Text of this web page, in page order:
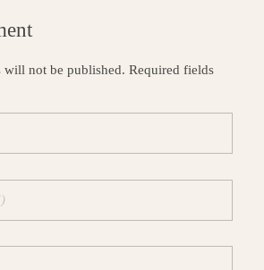
will not be published. Required fields